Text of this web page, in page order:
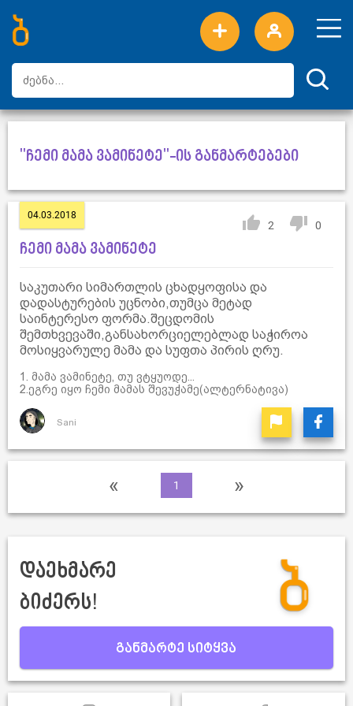
ახალი სიტყვები
ტოპ სიტყვები
დღის ტოპ სიტყვები
ტოპ მომხმარებლები
"ჩემი მამა ვამინეტე"-ის განმარტებები
04.03.2018
2 0
ჩემი მამა ვამინეტე
საკუთარი სიმართლის ცხადყოფისა და
დადასტურების უცნობი,თუმცა მეტად
საინტერესო ფორმა.შეცდომის
შემთხვევაში,განსახორციელებლად საჭიროა
მოსიყვარულე მამა და სუფთა პირის ღრუ.
1. მამა ვამინეტე, თუ ვტყუოდე...
2.ეგრე იყო ჩემი მამას შევუჭამე(ალტერნატივა)
Sani
« 1 »
დაეხმარე
ბიძერს!
განმარტე სიტყვა